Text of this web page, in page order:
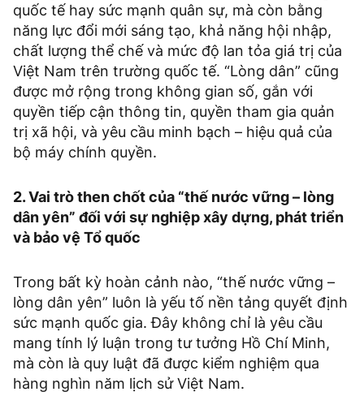
quốc tế hay sức mạnh quân sự, mà còn bằng
năng lực đổi mới sáng tạo, khả năng hội nhập,
chất lượng thể chế và mức độ lan tỏa giá trị của
Việt Nam trên trường quốc tế. “Lòng dân” cũng
được mở rộng trong không gian số, gắn với
quyền tiếp cận thông tin, quyền tham gia quản
trị xã hội, và yêu cầu minh bạch – hiệu quả của
bộ máy chính quyền.
2. Vai trò then chốt của “thế nước vững – lòng
dân yên” đối với sự nghiệp xây dựng, phát triển
và bảo vệ Tổ quốc
Trong bất kỳ hoàn cảnh nào, “thế nước vững –
lòng dân yên” luôn là yếu tố nền tảng quyết định
sức mạnh quốc gia. Đây không chỉ là yêu cầu
mang tính lý luận trong tư tưởng Hồ Chí Minh,
mà còn là quy luật đã được kiểm nghiệm qua
hàng nghìn năm lịch sử Việt Nam.